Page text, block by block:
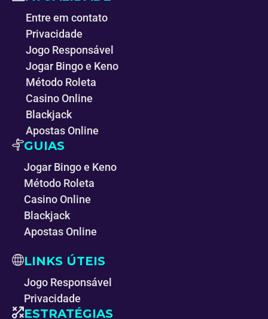
Entre em contato
Privacidade
Jogo Responsável
Jogar Bingo e Keno
Método Roleta
Casino Online
Blackjack
Apostas Online
GUIAS
Jogar Bingo e Keno
Método Roleta
Casino Online
Blackjack
Apostas Online
LINKS ÚTEIS
Jogo Responsável
Privacidade
ESTRATÉGIAS